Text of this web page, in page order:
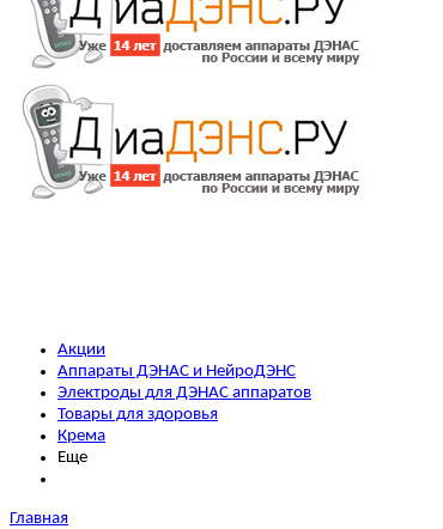
Акции
Аппараты ДЭНАС и НейроДЭНС
Электроды для ДЭНАС аппаратов
Товары для здоровья
Крема
Еще
Главная